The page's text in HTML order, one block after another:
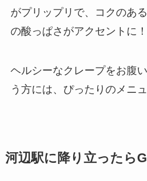
がプリップリで、コクのあ
の酸っぱさがアクセントに！
ヘルシーなクレープをお腹
う方には、ぴったりのメニュ
河辺駅に降り立ったら